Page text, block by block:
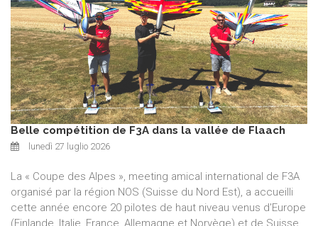
Belle compétition de F3A dans la vallée de Flaach
lunedì 27 luglio 2026
La « Coupe des Alpes », meeting amical international de F3A
organisé par la région NOS (Suisse du Nord Est), a accueilli
cette année encore 20 pilotes de haut niveau venus d'Europe
(Finlande, Italie, France, Allemagne et Norvège) et de Suisse.